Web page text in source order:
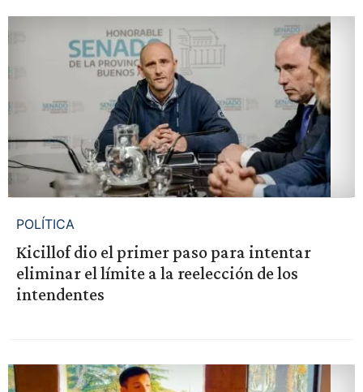
POLÍTICA
Kicillof dio el primer paso para intentar
eliminar el límite a la reelección de los
intendentes